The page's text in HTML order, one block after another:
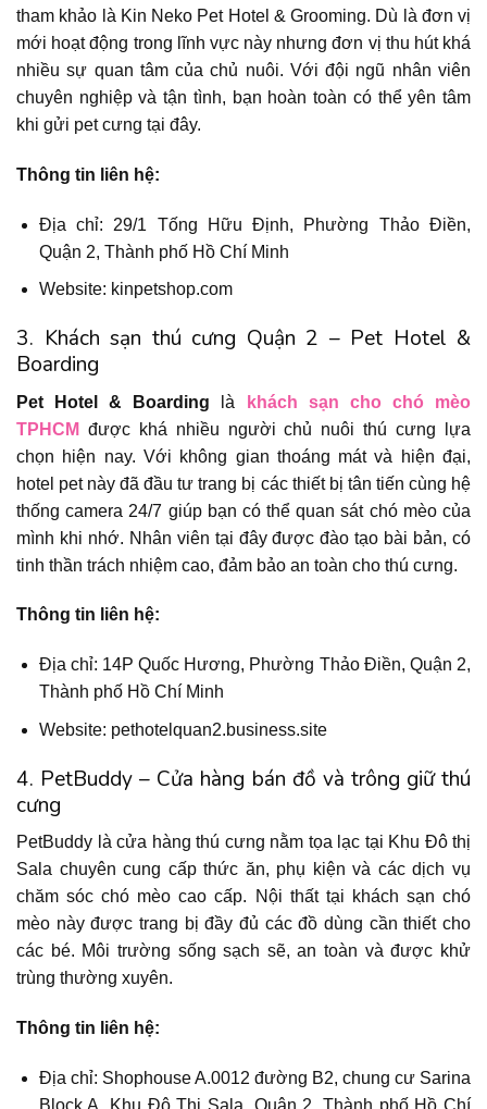
tham khảo là Kin Neko Pet Hotel & Grooming. Dù là đơn vị
mới hoạt động trong lĩnh vực này nhưng đơn vị thu hút khá
nhiều sự quan tâm của chủ nuôi. Với đội ngũ nhân viên
chuyên nghiệp và tận tình, bạn hoàn toàn có thể yên tâm
khi gửi pet cưng tại đây.
Thông tin liên hệ:
Địa chỉ: 29/1 Tống Hữu Định, Phường Thảo Điền,
Quận 2, Thành phố Hồ Chí Minh
Website: kinpetshop.com
3. Khách sạn thú cưng Quận 2 – Pet Hotel &
Boarding
Pet Hotel & Boarding là
khách sạn cho chó mèo
TPHCM được khá nhiều người chủ nuôi thú cưng lựa
chọn hiện nay. Với không gian thoáng mát và hiện đại,
hotel pet này đã đầu tư trang bị các thiết bị tân tiến cùng hệ
thống camera 24/7 giúp bạn có thể quan sát chó mèo của
mình khi nhớ. Nhân viên tại đây được đào tạo bài bản, có
tinh thần trách nhiệm cao, đảm bảo an toàn cho thú cưng.
Thông tin liên hệ:
Địa chỉ: 14P Quốc Hương, Phường Thảo Điền, Quận 2,
Thành phố Hồ Chí Minh
Website: pethotelquan2.business.site
4. PetBuddy – Cửa hàng bán đồ và trông giữ thú
cưng
PetBuddy là cửa hàng thú cưng nằm tọa lạc tại Khu Đô thị
Sala chuyên cung cấp thức ăn, phụ kiện và các dịch vụ
chăm sóc chó mèo cao cấp. Nội thất tại khách sạn chó
mèo này được trang bị đầy đủ các đồ dùng cần thiết cho
các bé. Môi trường sống sạch sẽ, an toàn và được khử
trùng thường xuyên.
Thông tin liên hệ:
Địa chỉ: Shophouse A.0012 đường B2, chung cư Sarina
Block A, Khu Đô Thị Sala, Quận 2, Thành phố Hồ Chí